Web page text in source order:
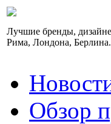
Лучшие бренды,
Рима, Лондона,
Обзор